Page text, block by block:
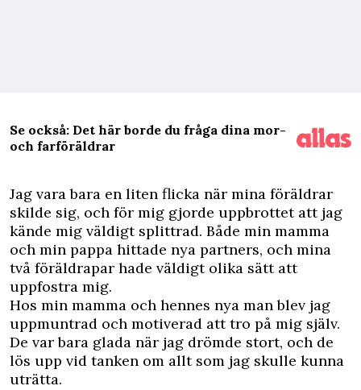
Se också: Det här borde du fråga dina mor-
och farföräldrar
Jag vara bara en liten flicka när mina föräldrar
skilde sig, och för mig gjorde uppbrottet att jag
kände mig väldigt splittrad. Både min mamma
och min pappa hittade nya partners, och mina
två föräldrapar hade väldigt olika sätt att
uppfostra mig.
Hos min mamma och hennes nya man blev jag
uppmuntrad och motiverad att tro på mig själv.
De var bara glada när jag drömde stort, och de
lös upp vid tanken om allt som jag skulle kunna
uträtta.